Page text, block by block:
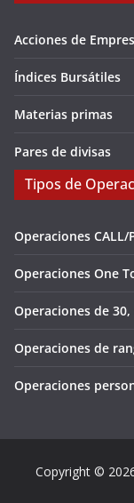
Acciones de
Índices Bursátiles
Materias primas
Pares de divisas
Tipos de
Operaciones CALL/
Operaciones One
Operaciones de
Operaciones de
Operaciones
Copyright ©